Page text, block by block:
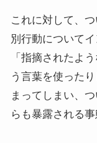
これに対して、
別行動について
「指摘されたよ
う言葉を使った
まってしまい、
らも暴露される